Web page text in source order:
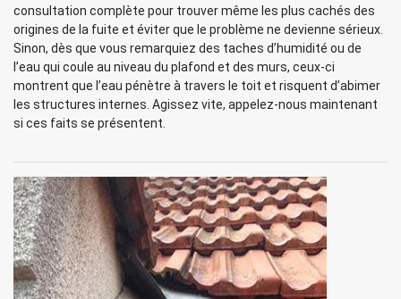
consultation complète pour trouver même les plus cachés des
origines de la fuite et éviter que le problème ne devienne sérieux.
Sinon, dès que vous remarquiez des taches d’humidité ou de
l’eau qui coule au niveau du plafond et des murs, ceux-ci
montrent que l’eau pénètre à travers le toit et risquent d’abimer
les structures internes. Agissez vite, appelez-nous maintenant
si ces faits se présentent.